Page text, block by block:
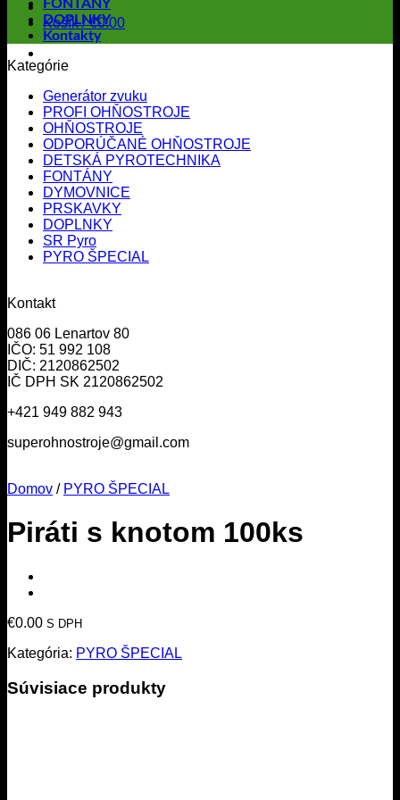
Košík /€0.00
FONTÁNY
DOPLNKY
Kontakty
Kategórie
Generátor zvuku
PROFI OHŇOSTROJE
OHŇOSTROJE
ODPORÚČANÉ OHŇOSTROJE
DETSKÁ PYROTECHNIKA
FONTÁNY
DYMOVNICE
PRSKAVKY
DOPLNKY
SR Pyro
PYRO ŠPECIAL
Kontakt
086 06 Lenartov 80
IČO: 51 992 108
DIČ: 2120862502
IČ DPH SK 2120862502
+421 949 882 943
superohnostroje@gmail.com
Domov / PYRO ŠPECIAL
Piráti s knotom 100ks
€0.00 S DPH
Kategória: PYRO ŠPECIAL
Súvisiace produkty